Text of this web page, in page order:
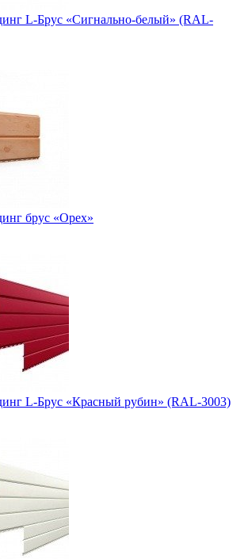
L-Брус «Сигнально-белый» (RAL-
брус «Орех»
L-Брус «Красный рубин» (RAL-3003)